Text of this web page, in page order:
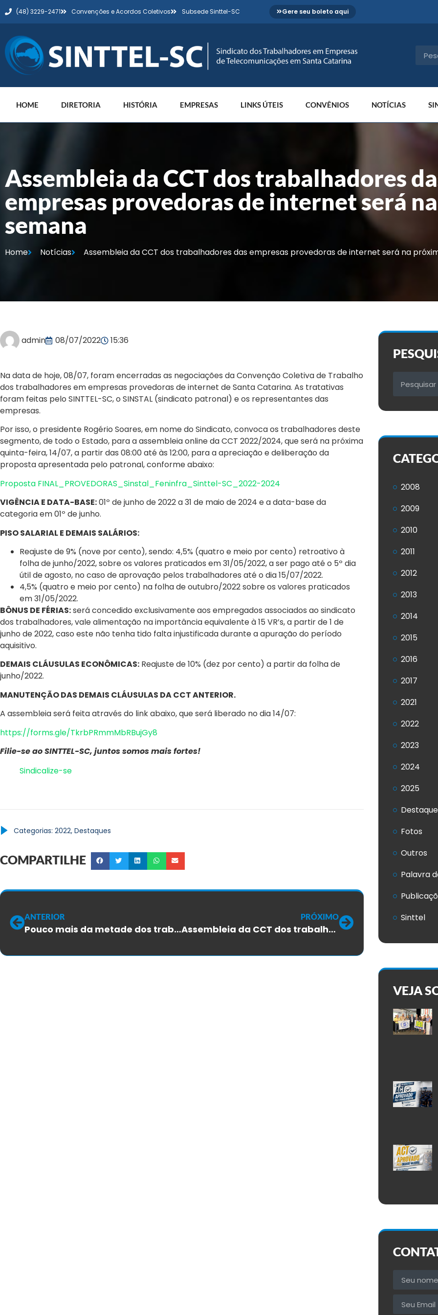
(48) 3229-2471 Convenções e Acordos Coletivos Subsede Sinttel-SC Gere seu boleto aqui
HOME DIRETORIA HISTÓRIA EMPRESAS LINKS ÚTEIS CONVÊNIOS NOTÍCIAS
Assembleia da CCT dos trabalhadores
empresas provedoras de internet será
semana
Home Notícias Assembleia da CCT dos trabalhadores das empresas provedoras de internet será na
admin 08/07/2022 15:36
Na data de hoje, 08/07, foram encerradas as negociações da Convenção Coletiva de Trabalho
dos trabalhadores em empresas provedoras de internet de Santa Catarina. As tratativas
foram feitas pelo SINTTEL-SC, o SINSTAL (sindicato patronal) e os representantes das
empresas.
Por isso, o presidente Rogério Soares, em nome do Sindicato, convoca os trabalhadores deste
segmento, de todo o Estado, para a assembleia online da CCT 2022/2024, que será na próxima
quinta-feira, 14/07, a partir das 08:00 até às 12:00, para a apreciação e deliberação da
proposta apresentada pelo patronal, conforme abaixo:
Proposta FINAL_PROVEDORAS_Sinstal_Feninfra_Sinttel-SC_2022-2024
VIGÊNCIA E DATA-BASE:01º de junho de 2022 a 31 de maio de 2024 e a data-base da
categoria em 01º de junho.
PISO SALARIAL E DEMAIS SALÁRIOS:
Reajuste de 9% (nove por cento), sendo: 4,5% (quatro e meio por cento) retroativo à
folha de junho/2022, sobre os valores praticados em 31/05/2022, a ser pago até o 5º dia
útil de agosto, no caso de aprovação pelos trabalhadores até o dia 15/07/2022.
4,5% (quatro e meio por cento) na folha de outubro/2022 sobre os valores praticados
em 31/05/2022.
BÔNUS DE FÉRIAS:será concedido exclusivamente aos empregados associados ao sindicato
dos trabalhadores, vale alimentação na importância equivalente à 15 VR’s, a partir de 1 de
junho de 2022, caso este não tenha tido falta injustificada durante a apuração do período
aquisitivo.
DEMAIS CLÁUSULAS ECONÔMICAS: Reajuste de 10% (dez por cento) a partir da folha de
junho/2022.
MANUTENÇÃO DAS DEMAIS CLÁUSULAS DA CCT ANTERIOR.
A assembleia será feita através do link abaixo, que será liberado no dia 14/07:
https://forms.gle/TkrbPRmmMbRBujGy8
Filie-se ao SINTTEL-SC, juntos somos mais fortes!
Sindicalize-se
Categorias: 2022, Destaques
COMPARTILHE
ANTERIOR
Pouco mais da metade dos trabalhadores aprova ACT 2022/2023
PRÓXIMO
Assembleia da CCT dos trabalhadores das empresas provedoras de internet será na próxima semana
2008
2009
2010
2011
2012
2013
2014
2015
2016
2017
2021
2022
2023
2024
2025
Fotos
Outros
Palavra
Sinttel
VEJA